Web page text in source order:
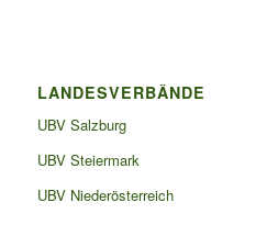
LANDESVERBÄNDE
UBV Salzburg
UBV Steiermark
UBV Niederösterreich